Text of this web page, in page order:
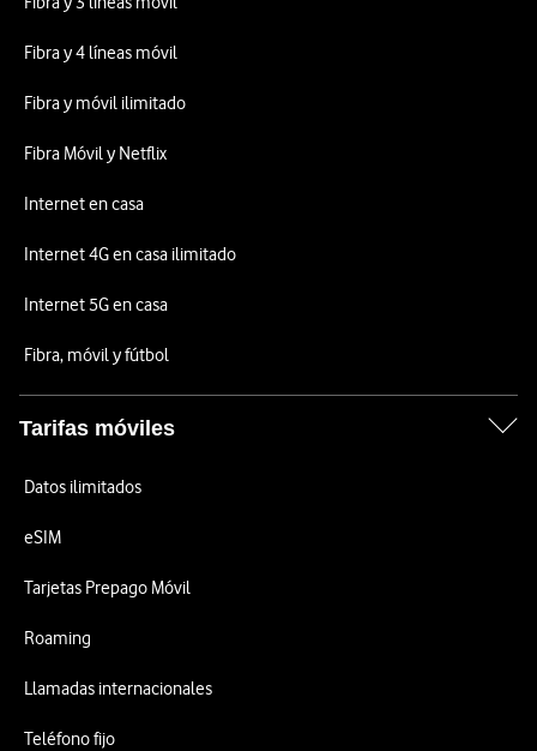
Fibra y 4 líneas móvil
Fibra y móvil ilimitado
Fibra Móvil y Netflix
Internet en casa
Internet 4G en casa ilimitado
Internet 5G en casa
Fibra, móvil y fútbol
Tarifas móviles
Datos ilimitados
eSIM
Tarjetas Prepago Móvil
Roaming
Llamadas internacionales
Teléfono fijo